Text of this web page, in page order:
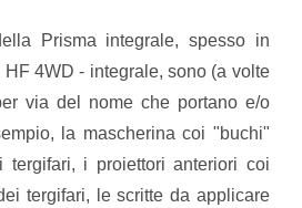
Prisma integrale, spesso in
4WD - integrale, sono (a volte
via del nome che portano e/o
la mascherina coi "buchi"
tergifari, i proiettori anteriori coi
tergifari, le scritte da applicare